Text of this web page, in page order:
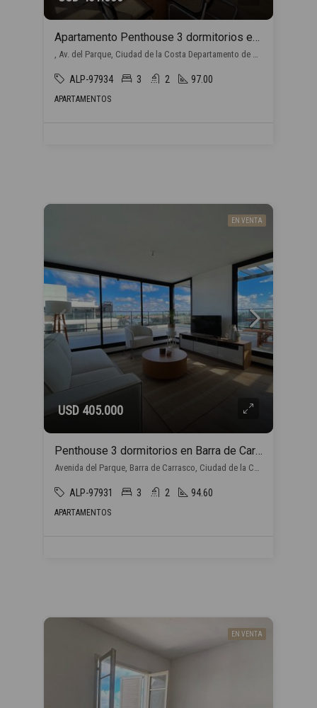
Apartamento Penthouse 3 dormitorios en venta en Barra de Carrasco
, Av. del Parque, Ciudad de la Costa Departamento de Canelones, Uruguay, Barra de Carrasco, Ciudad de la Costa
ALP-97934 3 2 97.00
APARTAMENTOS
EN VENTA
USD 405.000
Penthouse 3 dormitorios en Barra de Carrasco
Avenida del Parque, Barra de Carrasco, Ciudad de la Costa
ALP-97931 3 2 94.60
APARTAMENTOS
EN VENTA